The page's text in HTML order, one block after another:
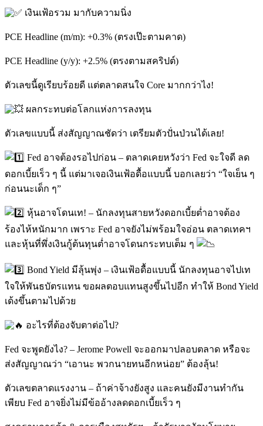
เงินเฟ้อรวม มากับความนิ่ง
PCE Headline (m/m): +0.3% (ตรงเป๊ะตามคาด)
PCE Headline (y/y): +2.5% (ตรงตามสคริปต์)
ตัวเลขนี้ดูเรียบร้อยดี แต่ตลาดสนใจ Core มากกว่าไง!
ผลกระทบต่อโลกแห่งการลงทุน
ตัวเลขแบบนี้ ส่งสัญญาณชัดว่า เตรียมตัวปั่นป่วนได้เลย!
Fed อาจต้องรอไปก่อน – ตลาดเคยหวังว่า Fed จะใจดี ลด
ดอกเบี้ยเร็ว ๆ นี้ แต่มาเจอเงินเฟ้อดื้อแบบนี้ บอกเลยว่า “ใจเย็น ๆ
ก่อนนะเด็ก ๆ”
หุ้นอาจโดนเท! – นักลงทุนสายหวังดอกเบี้ยต่ำอาจต้อง
ร้องไห้หนักมาก เพราะ Fed อาจยังไม่พร้อมใจอ่อน ตลาดเทคฯ
และหุ้นที่พึ่งเงินกู้ต้นทุนต่ำอาจโดนกระทบเต็ม ๆ
Bond Yield มีลุ้นพุ่ง – เงินเฟ้อดื้อแบบนี้ นักลงทุนอาจไปเท
ใจให้พันธบัตรแทน ขอผลตอบแทนสูงขึ้นไปอีก ทำให้ Bond Yield
เด้งขึ้นตามไปด้วย
อะไรที่ต้องจับตาต่อไป?
Fed จะพูดยังไง? – Jerome Powell จะออกมาปลอบตลาด หรือจะ
ส่งสัญญาณว่า “เอานะ พวกนายทนอีกหน่อย” ต้องลุ้น!
ตัวเลขตลาดแรงงาน – ถ้าค่าจ้างยังสูง และคนยังมีงานทำกัน
เพียบ Fed อาจยิ่งไม่มีข้ออ้างลดดอกเบี้ยเร็ว ๆ